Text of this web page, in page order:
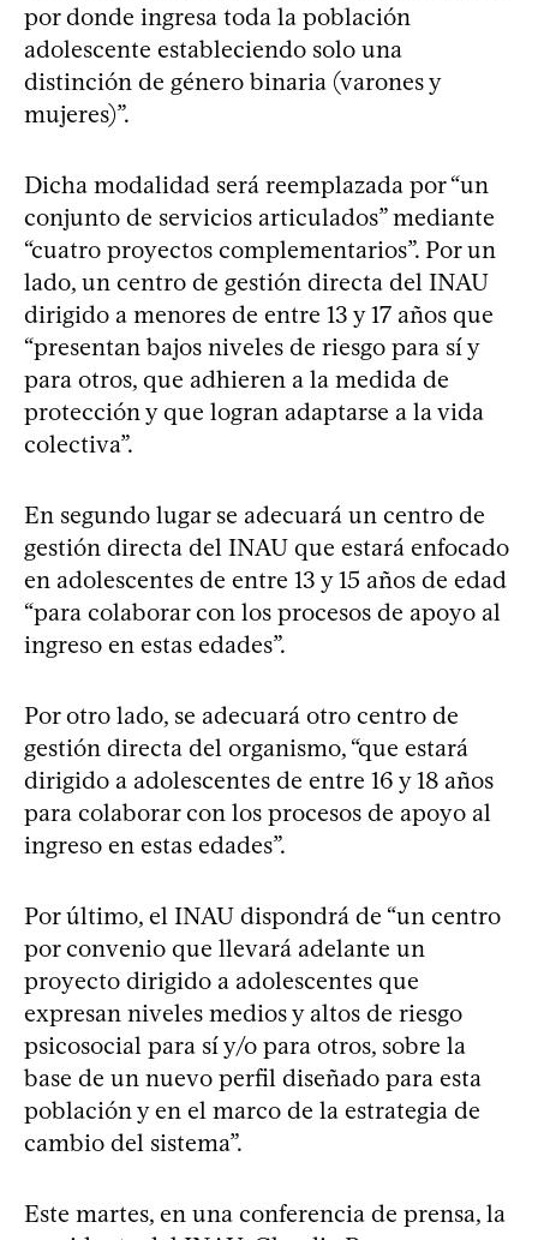
por donde ingresa toda la población
adolescente estableciendo solo una
distinción de género binaria (varones y
mujeres)”.
Dicha modalidad será reemplazada por “un
conjunto de servicios articulados” mediante
“cuatro proyectos complementarios”. Por un
lado, un centro de gestión directa del INAU
dirigido a menores de entre 13 y 17 años que
“presentan bajos niveles de riesgo para sí y
para otros, que adhieren a la medida de
protección y que logran adaptarse a la vida
colectiva”.
En segundo lugar se adecuará un centro de
gestión directa del INAU que estará enfocado
en adolescentes de entre 13 y 15 años de edad
“para colaborar con los procesos de apoyo al
ingreso en estas edades”.
Por otro lado, se adecuará otro centro de
gestión directa del organismo, “que estará
dirigido a adolescentes de entre 16 y 18 años
para colaborar con los procesos de apoyo al
ingreso en estas edades”.
Por último, el INAU dispondrá de “un centro
por convenio que llevará adelante un
proyecto dirigido a adolescentes que
expresan niveles medios y altos de riesgo
psicosocial para sí y/o para otros, sobre la
base de un nuevo perfil diseñado para esta
población y en el marco de la estrategia de
cambio del sistema”.
Este martes, en una conferencia de prensa, la